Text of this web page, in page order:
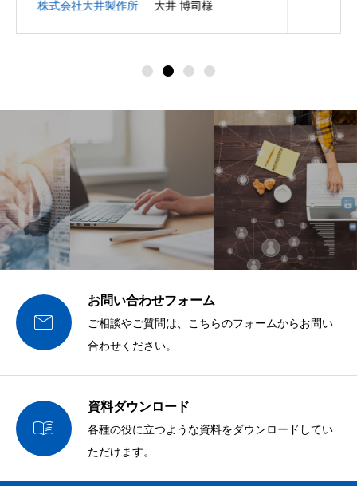
有限会社 前田鉄工所

お問い合わせフォーム
ご相談やご質問は、こちらのフォームからお問い
合わせください。

資料ダウンロード
各種の役に立つような資料をダウンロードしてい
ただけます。